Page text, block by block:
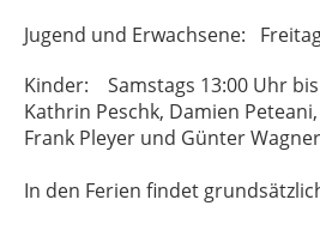
Jugend und Erwachsene:
Kinder: Samstags 13:00 Uhr
Kathrin Peschk, Damien
Frank Pleyer und Günter
In den Ferien findet